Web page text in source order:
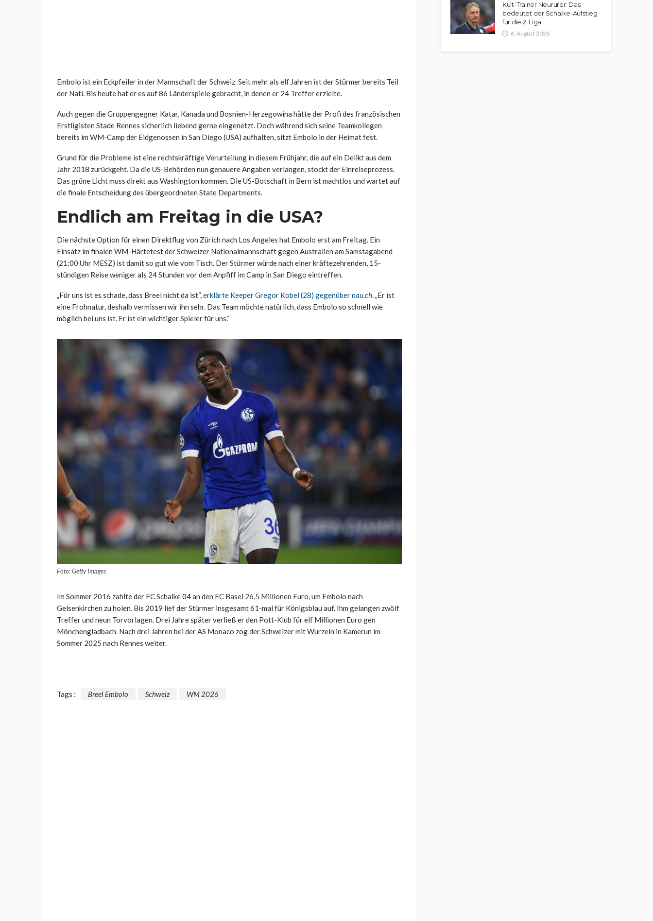
Embolo ist ein Eckpfeiler in der Mannschaft der Schweiz. Seit mehr als elf Jahren ist der Stürmer bereits Teil
der Nati. Bis heute hat er es auf 86 Länderspiele gebracht, in denen er 24 Treffer erzielte.
Auch gegen die Gruppengegner Katar, Kanada und Bosnien-Herzegowina hätte der Profi des französischen
Erstligisten Stade Rennes sicherlich liebend gerne eingenetzt. Doch während sich seine Teamkollegen
bereits im WM-Camp der Eidgenossen in San Diego (USA) aufhalten, sitzt Embolo in der Heimat fest.
Grund für die Probleme ist eine rechtskräftige Verurteilung in diesem Frühjahr, die auf ein Delikt aus dem
Jahr 2018 zurückgeht. Da die US-Behörden nun genauere Angaben verlangen, stockt der Einreiseprozess.
Das grüne Licht muss direkt aus Washington kommen. Die US-Botschaft in Bern ist machtlos und wartet auf
die finale Entscheidung des übergeordneten State Departments.
Endlich am Freitag in die USA?
Die nächste Option für einen Direktflug von Zürich nach Los Angeles hat Embolo erst am Freitag. Ein
Einsatz im finalen WM-Härtetest der Schweizer Nationalmannschaft gegen Australien am Samstagabend
(21:00 Uhr MESZ) ist damit so gut wie vom Tisch. Der Stürmer würde nach einer kräftezehrenden, 15-
stündigen Reise weniger als 24 Stunden vor dem Anpfiff im Camp in San Diego eintreffen.
„Für uns ist es schade, dass Breel nicht da ist“,erklärte Keeper Gregor Kobel (28) gegenübernau.ch. „Er ist
eine Frohnatur, deshalb vermissen wir ihn sehr. Das Team möchte natürlich, dass Embolo so schnell wie
möglich bei uns ist. Er ist ein wichtiger Spieler für uns.“
Foto: Getty Images
Im Sommer 2016 zahlte der FC Schalke 04 an den FC Basel 26,5 Millionen Euro, um Embolo nach
Gelsenkirchen zu holen. Bis 2019 lief der Stürmer insgesamt 61-mal für Königsblau auf. Ihm gelangen zwölf
Treffer und neun Torvorlagen. Drei Jahre später verließ er den Pott-Klub für elf Millionen Euro gen
Mönchengladbach. Nach drei Jahren bei der AS Monaco zog der Schweizer mit Wurzeln in Kamerun im
Sommer 2025 nach Rennes weiter.
Tags : Breel Embolo Schweiz WM 2026
Kult-Trainer Neururer: Das
bedeutet der Schalke-Aufstieg
für die 2. Liga
6. August 2026